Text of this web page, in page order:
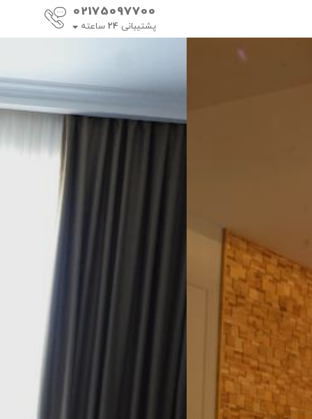
02175097700
پشتیبانی 24 ساعته